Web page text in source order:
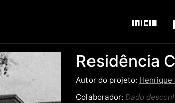
Inicio
Residência
Autor do projeto: Henrique
Colaborador: Dado